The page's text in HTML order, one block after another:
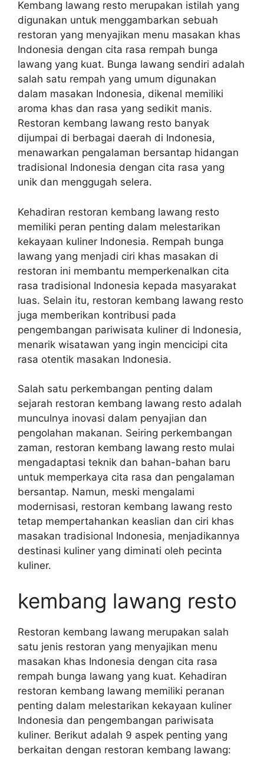
Kembang lawang resto merupakan istilah yang
digunakan untuk menggambarkan sebuah
restoran yang menyajikan menu masakan khas
Indonesia dengan cita rasa rempah bunga
lawang yang kuat. Bunga lawang sendiri adalah
salah satu rempah yang umum digunakan
dalam masakan Indonesia, dikenal memiliki
aroma khas dan rasa yang sedikit manis.
Restoran kembang lawang resto banyak
dijumpai di berbagai daerah di Indonesia,
menawarkan pengalaman bersantap hidangan
tradisional Indonesia dengan cita rasa yang
unik dan menggugah selera.
Kehadiran restoran kembang lawang resto
memiliki peran penting dalam melestarikan
kekayaan kuliner Indonesia. Rempah bunga
lawang yang menjadi ciri khas masakan di
restoran ini membantu memperkenalkan cita
rasa tradisional Indonesia kepada masyarakat
luas. Selain itu, restoran kembang lawang resto
juga memberikan kontribusi pada
pengembangan pariwisata kuliner di Indonesia,
menarik wisatawan yang ingin mencicipi cita
rasa otentik masakan Indonesia.
Salah satu perkembangan penting dalam
sejarah restoran kembang lawang resto adalah
munculnya inovasi dalam penyajian dan
pengolahan makanan. Seiring perkembangan
zaman, restoran kembang lawang resto mulai
mengadaptasi teknik dan bahan-bahan baru
untuk memperkaya cita rasa dan pengalaman
bersantap. Namun, meski mengalami
modernisasi, restoran kembang lawang resto
tetap mempertahankan keaslian dan ciri khas
masakan tradisional Indonesia, menjadikannya
destinasi kuliner yang diminati oleh pecinta
kuliner.
kembang lawang resto
Restoran kembang lawang merupakan salah
satu jenis restoran yang menyajikan menu
masakan khas Indonesia dengan cita rasa
rempah bunga lawang yang kuat. Kehadiran
restoran kembang lawang memiliki peranan
penting dalam melestarikan kekayaan kuliner
Indonesia dan pengembangan pariwisata
kuliner. Berikut adalah 9 aspek penting yang
berkaitan dengan restoran kembang lawang: